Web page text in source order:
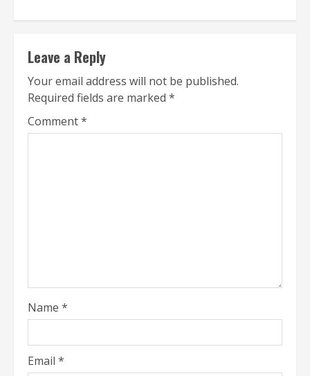
Leave a Reply
Your email address will not be published.
Required fields are marked *
Comment*
Name *
Email *